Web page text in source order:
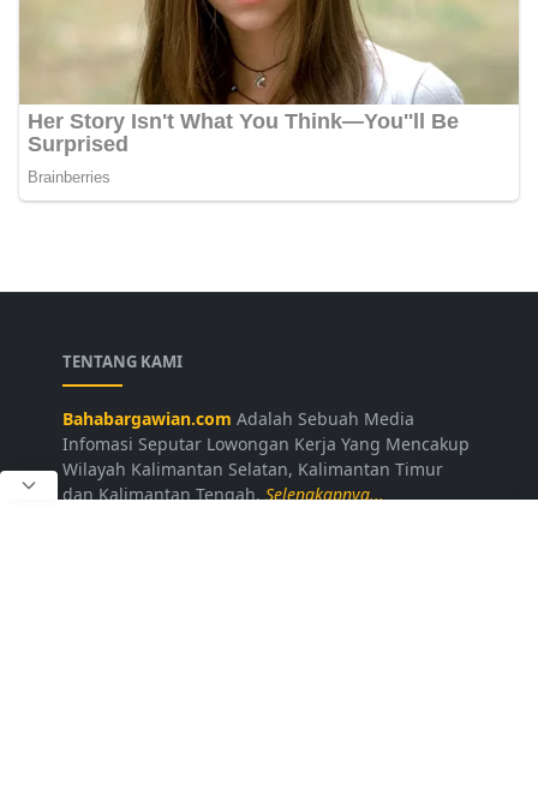
TENTANG KAMI
Bahabargawian.com Adalah Sebuah Media
Infomasi Seputar Lowongan Kerja Yang Mencakup
Wilayah Kalimantan Selatan, Kalimantan Timur
dan Kalimantan Tengah.Selengkapnya...